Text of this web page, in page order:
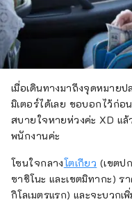
เมื่อเดินทางมาถึงจุดหมาย
มิเตอร์ได้เลย ขอบอกไว้ก่อ
สบายใจหายห่วงค่ะ XD แ
พนักงานค่ะ
โซนใจกลางโตเกียว (เขตป
ซาชิโนะ และเขตมิทากะ) ร
กิโลเมตรแรก) และจะบวก